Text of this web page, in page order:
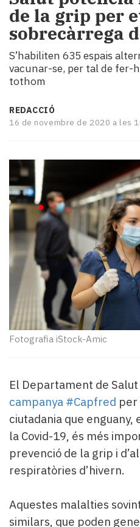
i
municipis
Economia
i
turisme
Cultura
Mai
tant!
mitjans
El
temps
Reportatges
Entrevistes
Enquestes
A
escena!
Dis
la
Subscriptors
La
newsletter
Contingut
patrocinat
Lo
llegit...
Editorial
de la grip per
sobrecàrrega
S’habiliten 635 espais
vacunar-se, per tal de fer-
tothom
REDACCIÓ
16 de novembre de 2020 a les
Fotografia iStock-Amic
El Departament de
campanya #Capfred per
ciutadania que
la Covid-19, és més
prevenció de la grip i
respiratòries d’hivern.
Aquestes malalties
similars, que poden